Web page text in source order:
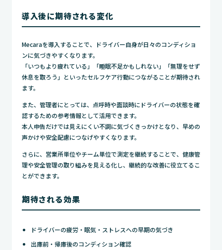
導入後に期待される変化
Mecaraを導入することで、ドライバー自身が日々のコンディショ
ンに気づきやすくなります。
「いつもより疲れている」「睡眠不足かもしれない」「無理をせず
休息を取ろう」といったセルフケア行動につながることが期待され
ます。
また、管理者にとっては、点呼時や面談時にドライバーの状態を確
認するための参考情報として活用できます。
本人申告だけでは見えにくい不調に気づくきっかけとなり、早めの
声かけや安全配慮につなげやすくなります。
さらに、営業所単位やチーム単位で測定を継続することで、健康管
理や安全管理の取り組みを見える化し、継続的な改善に役立てるこ
とができます。
期待される効果
ドライバーの疲労・眠気・ストレスへの早期の気づき
出庫前・帰庫後のコンディション確認